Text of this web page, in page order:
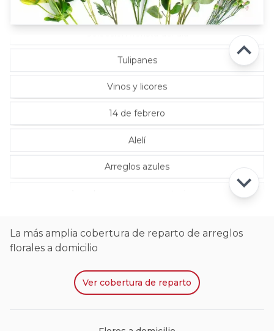
14 de febrero
Alelí
Arreglos azules
Rosas Rosadas
Tulipanes
Vinos y licores
La más amplia cobertura de reparto de arreglos
florales a domicilio
Ver cobertura de reparto